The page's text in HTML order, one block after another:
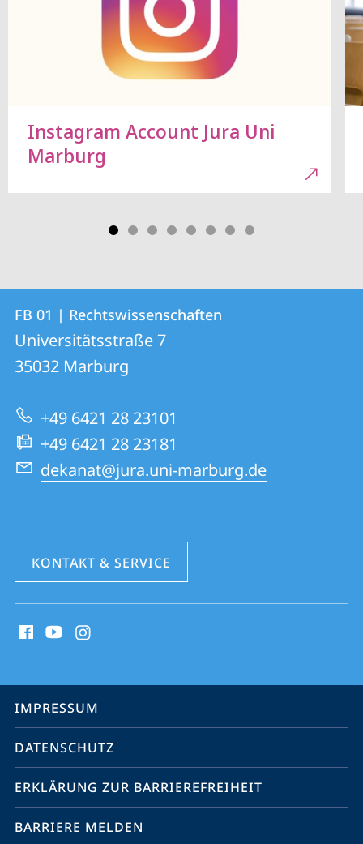
Instagram Account Jura Uni
Marburg
Kontakt
und
Informationen
zur
Website
Kontaktinformationen
FB
01
|
Rechtswissenschaften
FB 01 | Rechtswissenschaften
Universitätsstraße 7
35032 Marburg
+49 6421 28 23101
+49 6421 28 23181
dekanat@jura.uni-marburg.de
KONTAKT & SERVICE
Media
Service-
Navigation
IMPRESSUM
DATENSCHUTZ
ERKLÄRUNG ZUR BARRIEREFREIHEIT
BARRIERE MELDEN